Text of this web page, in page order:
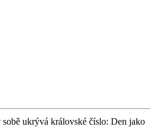
ukrývá královské číslo: Den jako